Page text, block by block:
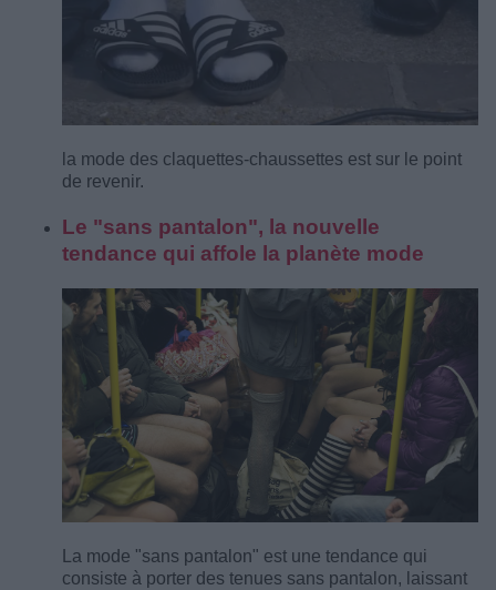
la mode des claquettes-chaussettes est sur le point
de revenir.
Le "sans pantalon", la nouvelle
tendance qui affole la planète mode
La mode "sans pantalon" est une tendance qui
consiste à porter des tenues sans pantalon, laissant